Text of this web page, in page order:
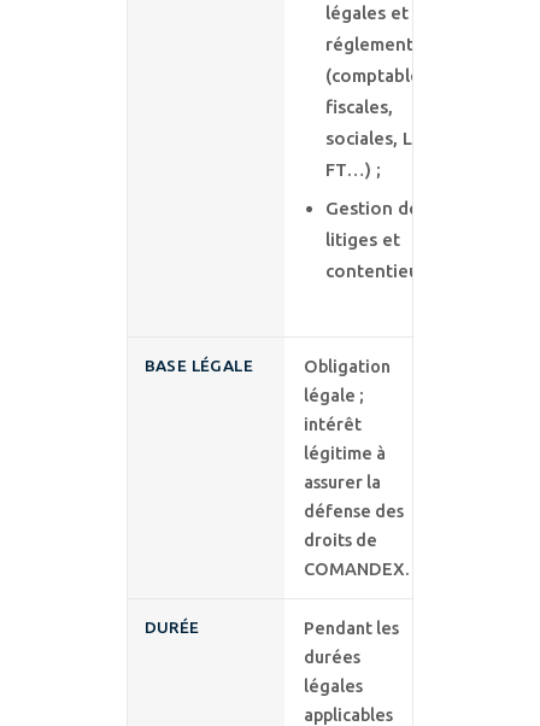
légales et
réglementaires
(comptables,
fiscales,
sociales, LCB-
FT…) ;
Gestion des
litiges et
contentieux.
BASE LÉGALE
Obligation
légale ;
intérêt
légitime à
assurer la
défense des
droits de
COMANDEX.
DURÉE
Pendant les
durées
légales
applicables